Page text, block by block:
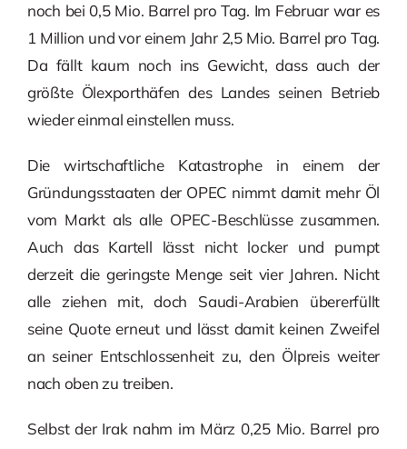
noch bei 0,5 Mio. Barrel pro Tag. Im Februar war es
1 Million und vor einem Jahr 2,5 Mio. Barrel pro Tag.
Da fällt kaum noch ins Gewicht, dass auch der
größte Ölexporthäfen des Landes seinen Betrieb
wieder einmal einstellen muss.
Die wirtschaftliche Katastrophe in einem der
Gründungsstaaten der OPEC nimmt damit mehr Öl
vom Markt als alle OPEC-Beschlüsse zusammen.
Auch das Kartell lässt nicht locker und pumpt
derzeit die geringste Menge seit vier Jahren. Nicht
alle ziehen mit, doch Saudi-Arabien übererfüllt
seine Quote erneut und lässt damit keinen Zweifel
an seiner Entschlossenheit zu, den Ölpreis weiter
nach oben zu treiben.
Selbst der Irak nahm im März 0,25 Mio. Barrel pro